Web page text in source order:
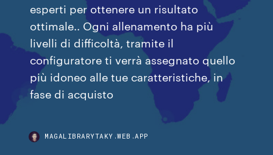
esperti per ottenere un risultato
ottimale.. Ogni allenamento ha più
livelli di difficoltà, tramite il
configuratore ti verrà assegnato quello
più idoneo alle tue caratteristiche, in
fase di acquisto
MAGALIBRARYTAKY.WEB.APP